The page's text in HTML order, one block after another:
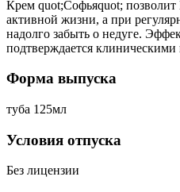
Крем quot;Софьяquot; позволит
активной жизни, а при
надолго забыть о недуге.
подтверждается
Форма выпуска
туба 125мл
Условия отпуска
Без лицензии